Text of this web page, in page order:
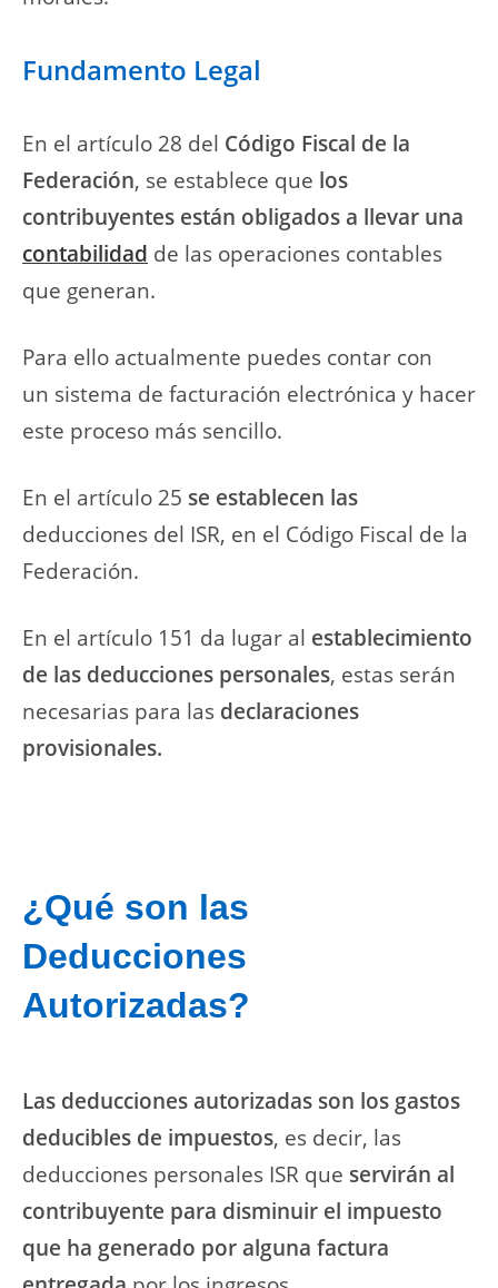
Fundamento Legal
En el artículo 28 del Código Fiscal de la
Federación, se establece que los
contribuyentes están obligados a llevar una
contabilidad de las operaciones contables
que generan.
Para ello actualmente puedes contar con
un sistema de facturación electrónica y hacer
este proceso más sencillo.
En el artículo 25 se establecen las
deducciones del ISR, en el Código Fiscal de la
Federación.
En el artículo 151 da lugar al establecimiento
de las deducciones personales, estas serán
necesarias para las declaraciones
provisionales.
¿Qué son las
Deducciones
Autorizadas?
Las deducciones autorizadas son los gastos
deducibles de impuestos, es decir, las
deducciones personales ISR que servirán al
contribuyente para disminuir el impuesto
que ha generado por alguna factura